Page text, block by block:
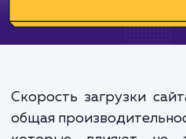
4000-800 ₽
*Каждый заказ индивидуален. Указаны